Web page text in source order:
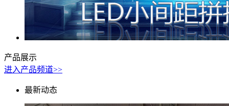
产品展示
进入产品频道>>
最新动态